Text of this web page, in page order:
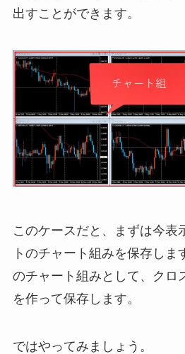
出すことができます。
このケースだと、まずは今表
トのチャート組みを保存しま
のチャート組みとして、クロ
を作って保存します。
ではやってみましょう。